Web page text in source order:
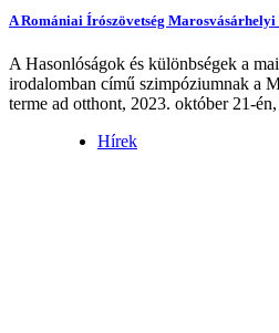
A Romániai Írószövetség
A Hasonlóságok és különbségek a
irodalomban című szimpóziumnak a
terme ad otthont, 2023. október 21-
Hírek